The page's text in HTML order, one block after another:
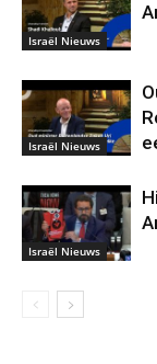
Israël Nieuws
Israël Nieuws
Israël Nieuws